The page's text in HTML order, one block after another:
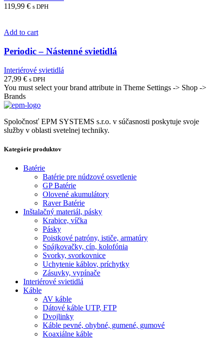
119,99 € s DPH
Add to cart
Periodic – Nástenné svietidlá
Interiérové svietidlá
27,99 € s DPH
You must select your brand attribute in Theme Settings -> Shop ->
Brands
Spoločnosť EPM SYSTEMS s.r.o. v súčasnosti poskytuje svoje
služby v oblasti svetelnej techniky.
Kategórie produktov
Batérie
Batérie pre núdzové osvetlenie
GP Batérie
Olovené akumulátory
Raver Batérie
Inštalačný materiál, pásky
Krabice, víčka
Pásky
Poistkové patróny, ističe, armatúry
Spájkovačky, cín, kolofónia
Svorky, svorkovnice
Uchytenie káblov, príchytky
Zásuvky, vypínače
Interiérové svietidlá
Káble
AV káble
Dátové káble UTP, FTP
Dvojlinky
Káble pevné, ohybné, gumené, gumové
Koaxiálne káble